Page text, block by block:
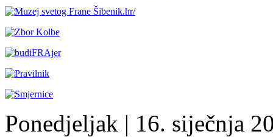
Ponedjeljak | 16. siječnja